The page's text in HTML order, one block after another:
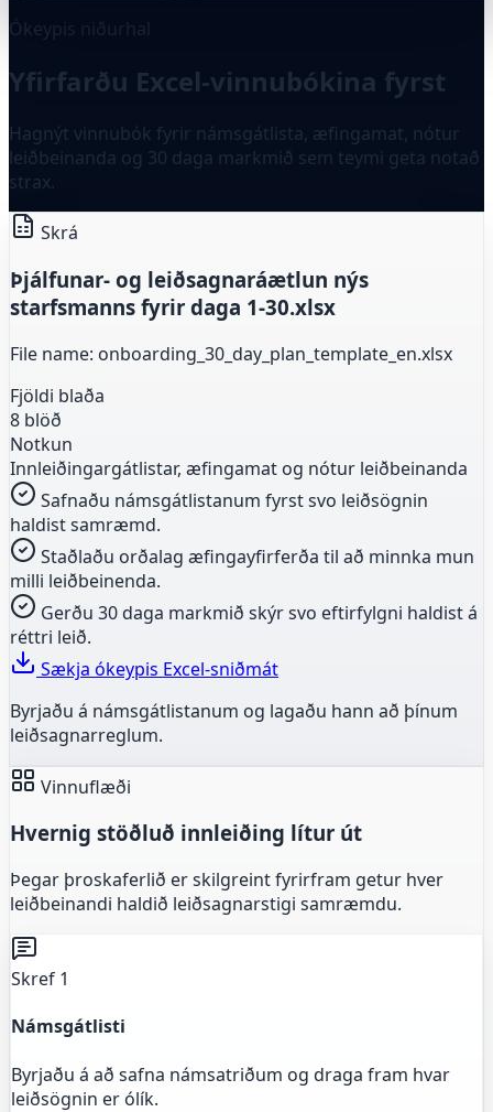
Ókeypis niðurhal
Yfirfarðu Excel-vinnubókina fyrst
Hagnýt vinnubók fyrir námsgátlista, æfingamat, nótur
leiðbeinanda og 30 daga markmið sem teymi geta notað
strax.
Skrá
Þjálfunar- og leiðsagnaráætlun nýs
starfsmanns fyrir daga 1-30.xlsx
File name: onboarding_30_day_plan_template_en.xlsx
Fjöldi blaða
8 blöð
Notkun
Innleiðingargátlistar, æfingamat og nótur leiðbeinanda
Safnaðu námsgátlistanum fyrst svo leiðsögnin
haldist samræmd.
Staðlaðu orðalag æfingayfirferða til að minnka mun
milli leiðbeinenda.
Gerðu 30 daga markmið skýr svo eftirfylgni haldist á
réttri leið.
Sækja ókeypis Excel-sniðmát
Byrjaðu á námsgátlistanum og lagaðu hann að þínum
leiðsagnarreglum.
Vinnuflæði
Hvernig stöðluð innleiðing lítur út
Þegar þroskaferlið er skilgreint fyrirfram getur hver
leiðbeinandi haldið leiðsagnarstigi samræmdu.
Skref 1
Námsgátlisti
Byrjaðu á að safna námsatriðum og draga fram hvar
leiðsögnin er ólík.